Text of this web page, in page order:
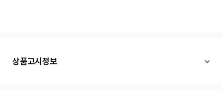
상품고시정보